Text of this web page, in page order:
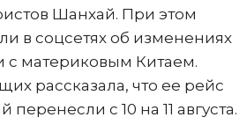
Шанхай. При этом
в соцсетях об изменениях
с материковым Китаем.
рассказала, что ее рейс
с 10 на 11 августа.